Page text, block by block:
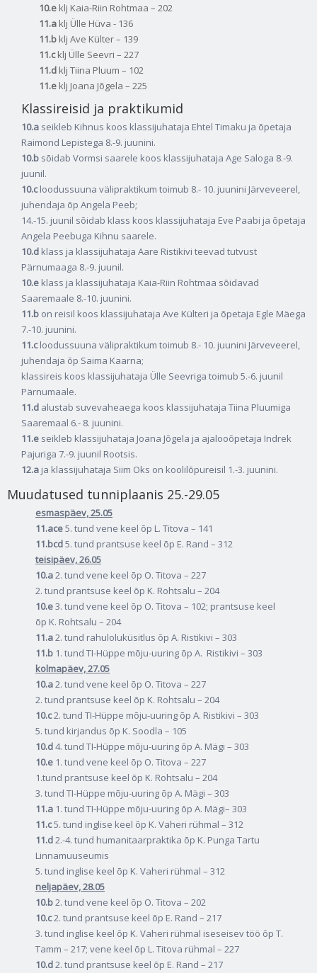
10.e klj Kaia-Riin Rohtmaa – 202
11.a klj Ülle Hüva - 136
11.b klj Ave Külter – 139
11.cklj Ülle Seevri – 227
11.d klj Tiina Pluum – 102
11.e klj Joana Jõgela – 225
Klassireisid ja praktikumid
10.a seikleb Kihnus koos klassijuhataja Ehtel Timaku ja õpetaja
Raimond Lepistega 8.-9. juunini.
10.b sõidab Vormsi saarele koos klassijuhataja Age Saloga 8.-9.
juunil.
10.cloodussuuna välipraktikum toimub 8.- 10. juunini Järveveerel,
juhendaja õp Angela Peeb;
14.-15. juunil sõidab klass koos klassijuhataja Eve Paabi ja õpetaja
Angela Peebuga Kihnu saarele.
10.d klass ja klassijuhataja Aare Ristikivi teevad tutvust
Pärnumaaga 8.-9. juunil.
10.e klass ja klassijuhataja Kaia-Riin Rohtmaa sõidavad
Saaremaale 8.-10. juunini.
11.b on reisil koos klassijuhataja Ave Külteri ja õpetaja Egle Mäega
7.-10. juunini.
11.cloodussuuna välipraktikum toimub 8.- 10. juunini Järveveerel,
juhendaja õp Saima Kaarna;
klassireis koos klassijuhataja Ülle Seevriga toimub 5.-6. juunil
Pärnumaale.
11.d alustab suvevaheaega koos klassijuhataja Tiina Pluumiga
Saaremaal 6.- 8. juunini.
11.e seikleb klassijuhataja Joana Jõgela ja ajalooõpetaja Indrek
Pajuriga 7.-9. juunil Rootsis.
12.a ja klassijuhataja Siim Oks on koolilõpureisil 1.-3. juunini.
Muudatused tunniplaanis 25.-29.05
esmaspäev, 25.05
11.ace5. tund vene keel õp L. Titova – 141
11.bcd5. tund prantsuse keel õp E. Rand – 312
teisipäev, 26.05
10.a2. tund vene keel õp O. Titova – 227
2. tund prantsuse keel õp K. Rohtsalu – 204
10.e3. tund vene keel õp O. Titova – 102; prantsuse keel
õp K. Rohtsalu – 204
11.a2. tund rahuloluküsitlus õp A. Ristikivi – 303
11.b 1. tund TI-Hüppe mõju-uuring õp A. Ristikivi – 303
kolmapäev, 27.05
10.a2. tund vene keel õp O. Titova – 227
2. tund prantsuse keel õp K. Rohtsalu – 204
10.c2. tund TI-Hüppe mõju-uuring õp A. Ristikivi – 303
5. tund kirjandus õp K. Soodla – 105
10.d4. tund TI-Hüppe mõju-uuring õp A. Mägi – 303
10.e 1. tund vene keel õp O. Titova – 227
1.tund prantsuse keel õp K. Rohtsalu – 204
3. tund TI-Hüppe mõju-uuring õp A. Mägi – 303
11.a 1. tund TI-Hüppe mõju-uuring õp A. Mägi– 303
11.c5. tund inglise keel õp K. Vaheri rühmal – 312
11.d2.-4. tund humanitaarpraktika õp K. Punga Tartu
Linnamuuseumis
5. tund inglise keel õp K. Vaheri rühmal – 312
neljapäev, 28.05
10.b2. tund vene keel õp O. Titova – 202
10.c2. tund prantsuse keel õp E. Rand – 217
3. tund inglise keel õp K. Vaheri rühmal iseseisev töö õp T.
Tamm – 217; vene keel õp L. Titova rühmal – 227
10.d2. tund prantsuse keel õp E. Rand – 217